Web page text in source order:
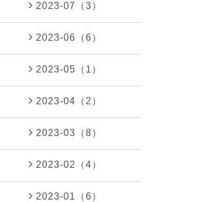
2023-07（3）
2023-06（6）
2023-05（1）
2023-04（2）
2023-03（8）
2023-02（4）
2023-01（6）